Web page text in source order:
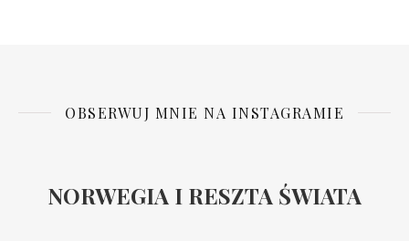
OBSERWUJ MNIE NA INSTAGRAMIE
NORWEGIA I RESZTA ŚWIATA